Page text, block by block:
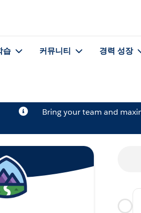
습 커뮤니티 경력 성장
Bring your team and